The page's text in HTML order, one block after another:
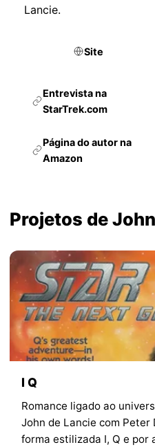
Lancie.
Site
Entrevista na
StarTrek.com
Página do autor na
Amazon
Projetos de
I Q
Romance ligado ao
John de Lancie com Peter
forma estilizada I, Q e por